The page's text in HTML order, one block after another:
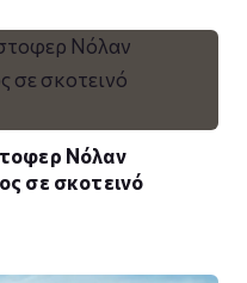
Νόλαν
σε σκοτεινό